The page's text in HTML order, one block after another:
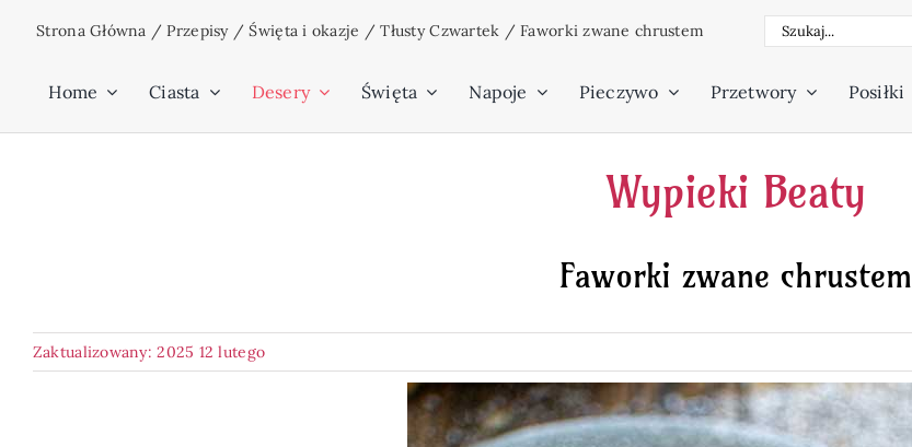
Strona Główna /Przepisy/Święta i okazje /Tłusty Czwartek /Faworki zwane chrustem Szukaj
Home Ciasta Desery Święta Napoje Pieczywo Przetwory Posiłki
Wypieki Beaty
Faworki zwane chrustem
Zaktualizowany: 2025 12 lutego